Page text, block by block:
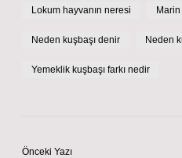
Lokum hayvanın neresi
Neden kuşbaşı denir Neden
Yemeklik kuşbaşı farkı nedir
Önceki Yazı